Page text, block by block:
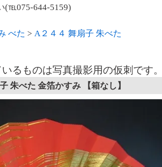
(℡075-644-5159)
べた > A２４４ 舞扇子 朱べた
るものは写真撮影用の仮刺です。
朱べた 金箔かすみ 【箱なし】